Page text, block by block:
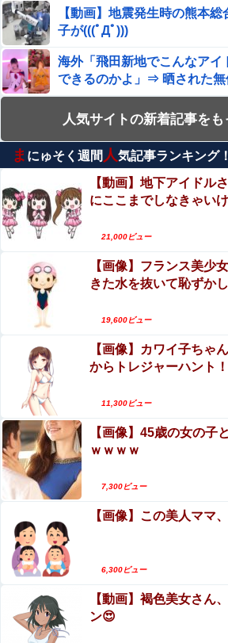
【閲覧注意】 お願いだからフェイク
児の動画、本物だった…
【画像】 真夏日のプール、ガチで最
ｗｗｗ
【爆笑】かつや、「値下げ」しても高
めるる似のA●女優 前田美波、妹と勘
【朗報】シャウエッセン公式、こうい
を作る
『I"s〈アイズ〉』の桂正和さん、と
ンツを描く。これもう芸術だろ
【閲覧注意】お願いだからフェイク
児の動画、本物だった…
【日向坂46】 公式からの注意喚起、
される
【画像】 北海道、推定300kgのヒグ
ｗｗｗｗｗｗｗｗｗｗｗｗｗｗｗ
エロ漫画『怪物の寵愛』をrawや
読む方法│揚げ三昧
Powered by livedoor 相互RSS
【動画】地震発生時の熊本
子が(((ﾟДﾟ)))
海外「飛田新地でこんなアイ
できるのかよ」⇒ 晒された無
【閲覧注意】ENHYPEN・
ん」（キャバ嬢・MINA）自
【動画】両方馬鹿（笑）ミニ
と衝突したドラレコが（ノ∇`
エロ漫画『怪物の寵愛』を
無料で読む方法│揚げ三昧
せるおそロシア。
いこの女児の動画、本物だっ
エロ漫画『陸上部VS百合セ
hitomiを使わずに無料で読む
【動画】メンズエステ嬢さん
セックスまでしてしまう・・・
人気サイトの新着記事を
ま にゅそく週間 人気記事ランキング！
【動画】地下アイドル
にここまでしなきゃい
21,000ビュー
【画像】フランス美少
きた水を抜いて恥ずか
19,600ビュー
【画像】カワイ子ちゃ
からトレジャーハント！
11,300ビュー
【画像】45歳の女の子
ｗｗｗｗ
7,300ビュー
【画像】この美人ママ
6,300ビュー
【動画】褐色美女さん
ン😍